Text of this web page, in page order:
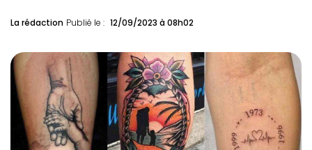
La rédaction Publié le : 12/09/2023 à 08h02